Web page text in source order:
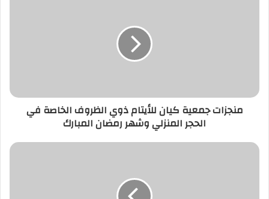
منجزات جمعية كيان للأيتام ذوي الظروف الخاصة في
الحجر المنزلي وشهر رمضان المبارك